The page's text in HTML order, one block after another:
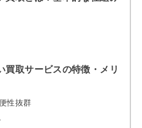
買取サービスの特徴・メリ
性抜群